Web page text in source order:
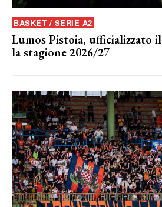
BASKET / SERIE A2
Lumos Pistoia, ufficializzato
la stagione 2026/27